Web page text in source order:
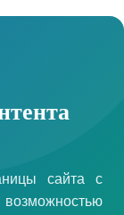
сайта с